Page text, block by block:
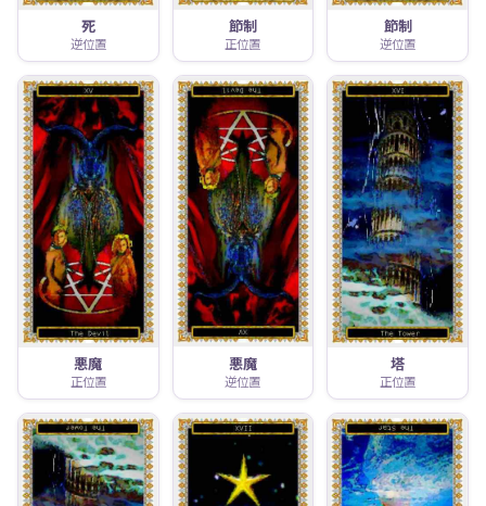
死
逆位置
節制
正位置
節制
逆位置
悪魔
正位置
悪魔
逆位置
塔
正位置